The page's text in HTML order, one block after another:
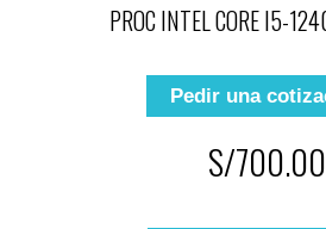
PROC INTEL CORE I5-
Pedir una
S/700.00